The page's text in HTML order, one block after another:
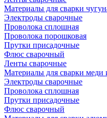
Материалы для сварки
Электроды сварочные
Проволока сплошная
Проволока порошковая
Прутки присадочные
Флюс сварочный
Ленты сварочные
Материалы для сварки меди
Электроды сварочные
Проволока сплошная
Прутки присадочные
Флюс сварочный